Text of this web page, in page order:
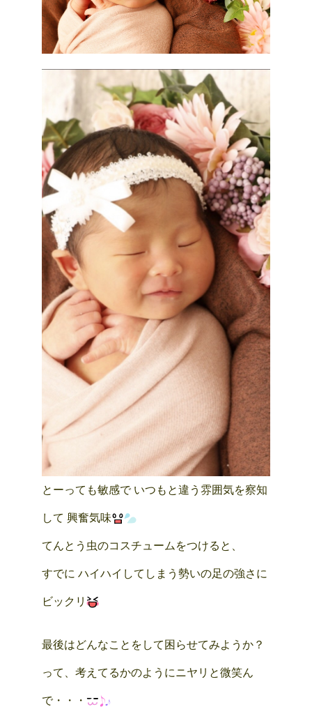
とーっても敏感で いつもと違う雰囲気を察知
して 興奮気味
てんとう虫のコスチュームをつけると、
すでに ハイハイしてしまう勢いの足の強さに
ビックリ
最後はどんなことをして困らせてみようか？
って、考えてるかのようにニヤリと微笑ん
で・・・